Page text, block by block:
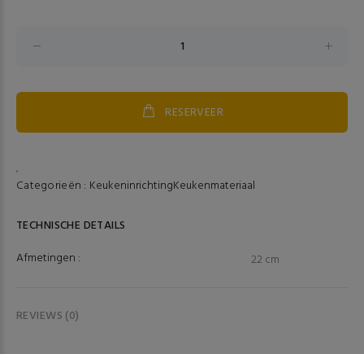
RESERVEER
,
Categorieën : KeukeninrichtingKeukenmateriaal
TECHNISCHE DETAILS
Afmetingen :
22 cm
REVIEWS (0)